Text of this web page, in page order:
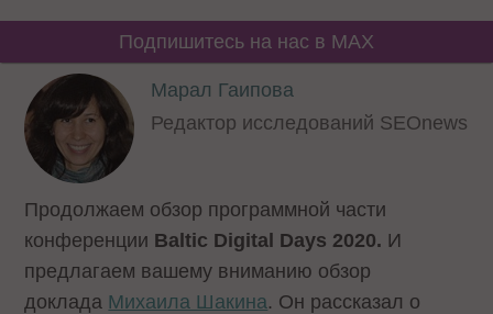
Подпишитесь на нас в MAX
Марал Гаипова
Редактор исследований SEOnews
Продолжаем обзор программной части
конференции Baltic Digital Days 2020. И
предлагаем вашему вниманию обзор
доклада Михаила Шакина. Он рассказал о